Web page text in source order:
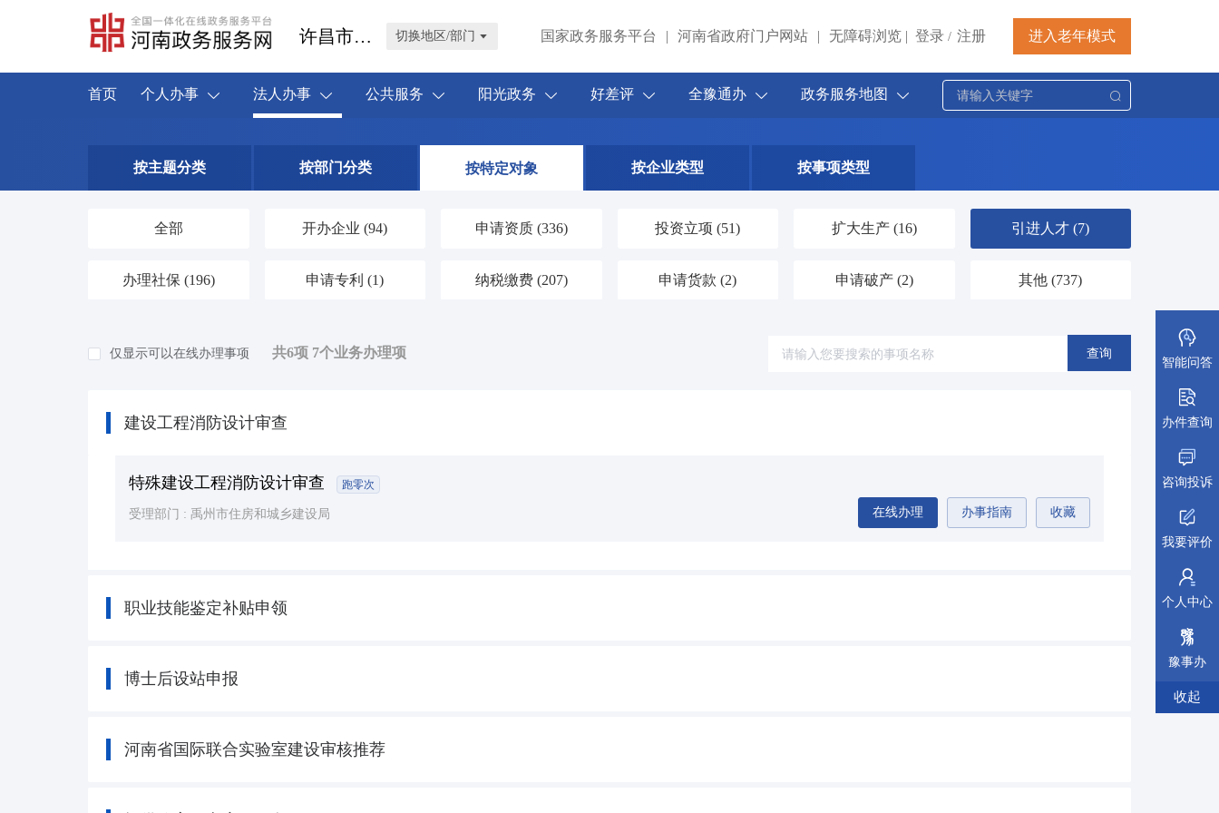
许昌市禹州市 切换地区/部门 国家政务服务平台 | 河南省政府门户网站 | 无障碍浏览 | 登录 / 注册 进入老年模式
首页 个人办事 法人办事 公共服务 阳光政务 好差评 全豫通办 政务服务地图
按主题分类 按部门分类 按特定对象 按企业类型 按事项类型
全部 开办企业(94) 申请资质 (336) 投资立项(51) 扩大生产 (16) 引进人才(7)
办理社保 (196) 申请专利(1) 纳税缴费 (207) 申请货款(2) 申请破产 (2) 其他(737)
仅显示可以在线办理事项 共6项 7个业务办理项 查询
建设工程消防设计审查
特殊建设工程消防设计审查 跑零次
受理部门 : 禹州市住房和城乡建设局 在线办理 办事指南 收藏
职业技能鉴定补贴申领
博士后设站申报
河南省国际联合实验室建设审核推荐
智能问答
办件查询
咨询投诉
我要评价
个人中心
豫事办
收起